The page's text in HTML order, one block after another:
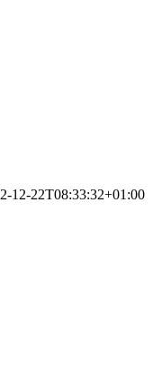
12-22T08:33:32+01:00